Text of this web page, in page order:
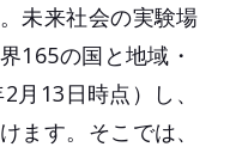
未来社会の実験場
165の国と地域・
月13日時点）し、
ます。そこでは、